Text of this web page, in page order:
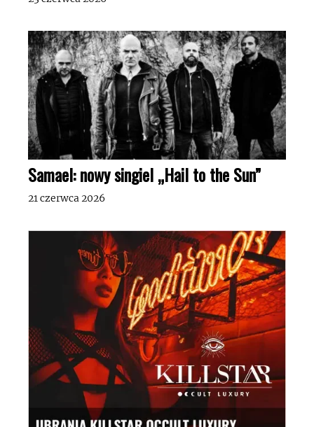
Samael: nowy singiel „Hail to the Sun”
21 czerwca 2026